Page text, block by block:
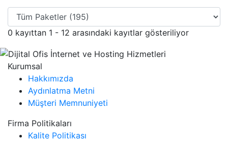
0 kayıttan 1 - 12 arasındaki kayıtlar gösteriliyor
Kurumsal
Hakkımızda
Aydınlatma Metni
Müşteri Memnuniyeti
Firma Politikaları
Kalite Politikası